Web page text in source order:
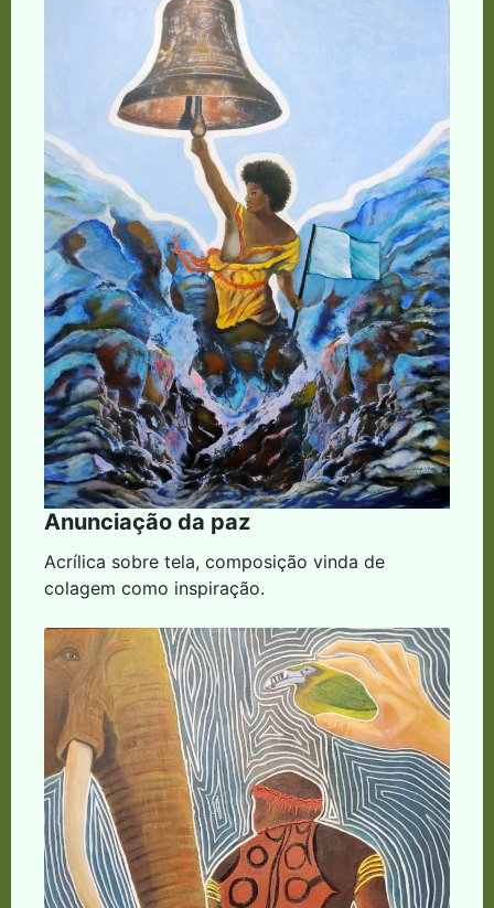
Anunciação da paz
Acrílica sobre tela, composição vinda de
colagem como inspiração.